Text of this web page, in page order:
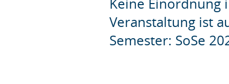
Veranstaltung ist
Semester: SoSe